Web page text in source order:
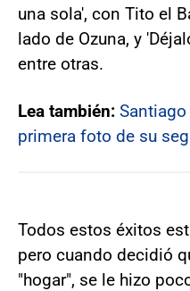
una sola', con Tito el
lado de Ozuna, y
entre otras.
Lea también:
primera foto de su
Todos estos éxitos
pero cuando decidió
"hogar", se le hizo